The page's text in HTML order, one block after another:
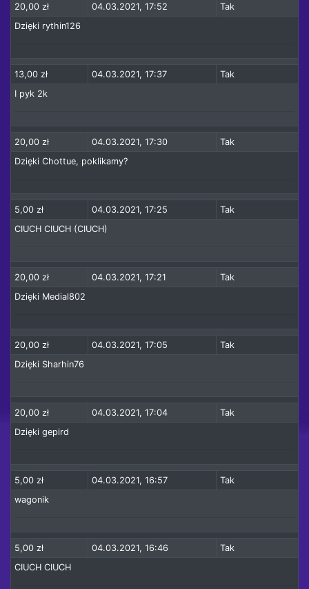
20,00 zł 04.03.2021, 17:52
Tak
Dzięki rythin126
13,00 zł 04.03.2021, 17:37
Tak
I pyk 2k
20,00 zł 04.03.2021, 17:30
Tak
Dzięki Chottue, poklikamy?
5,00 zł 04.03.2021, 17:25
Tak
CIUCH CIUCH (CIUCH)
20,00 zł 04.03.2021, 17:21
Tak
Dzięki Medial802
20,00 zł 04.03.2021, 17:05
Tak
Dzięki Sharhin76
20,00 zł 04.03.2021, 17:04
Tak
Dzięki gepird
5,00 zł 04.03.2021, 16:57
Tak
wagonik
5,00 zł 04.03.2021, 16:46
Tak
CIUCH CIUCH